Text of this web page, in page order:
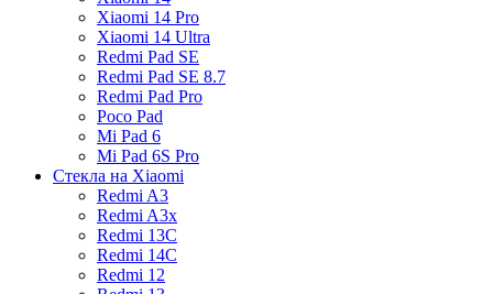
Xiaomi 14 Pro
Xiaomi 14 Ultra
Redmi Pad SE
Redmi Pad SE 8.7
Redmi Pad Pro
Poco Pad
Mi Pad 6
Mi Pad 6S Pro
Стекла на Xiaomi
Redmi A3
Redmi A3x
Redmi 13C
Redmi 14C
Redmi 12